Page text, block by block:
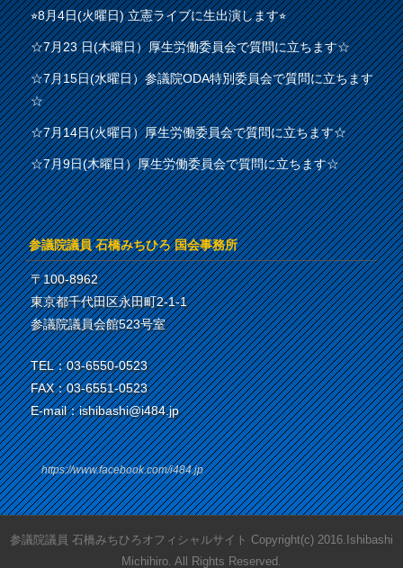
⭐︎8月4日(火曜日) 立憲ライブに生出演します⭐︎
☆7月23 日(木曜日）厚生労働委員会で質問に立ちます☆
☆7月15日(水曜日）参議院ODA特別委員会で質問に立ちます
☆
☆7月14日(火曜日）厚生労働委員会で質問に立ちます☆
☆7月9日(木曜日）厚生労働委員会で質問に立ちます☆
参議院議員 石橋みちひろ 国会事務所
〒100-8962
東京都千代田区永田町2-1-1
参議院議員会館523号室
TEL：03-6550-0523
FAX：03-6551-0523
E-mail：ishibashi@i484.jp
https://www.facebook.com/i484.jp
参議院議員 石橋みちひろオフィシャルサイト Copyright(c) 2016.Ishibashi
Michihiro. All Rights Reserved.